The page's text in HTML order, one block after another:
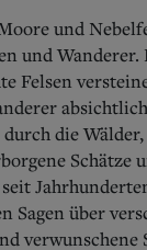
und
und
Felsen
die
Sagen über